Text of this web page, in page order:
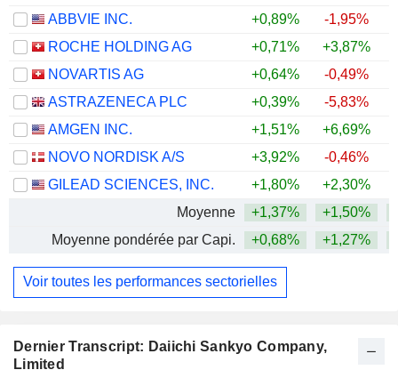
Dernier Transcript: Daiichi Sankyo Company,
Limited
ABBVIE INC.
+0,89% -1,95%
ROCHE HOLDING AG
+0,71% +3,87%
NOVARTIS AG
+0,64% -0,49%
ASTRAZENECA PLC
+0,39% -5,83%
AMGEN INC.
+1,51% +6,69%
NOVO NORDISK A/S
+3,92% -0,46%
GILEAD SCIENCES, INC.
+1,80% +2,30%
Moyenne
+1,37% +1,50%
Moyenne pondérée par Capi.
+0,68% +1,27%
Voir toutes les performances sectorielles